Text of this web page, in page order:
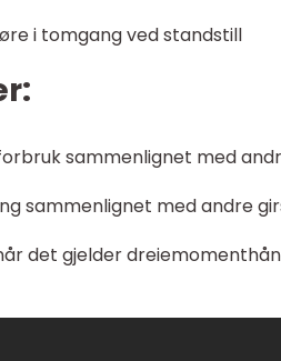
i tomgang ved standstill
sammenlignet med
sammenlignet med andre
det gjelder